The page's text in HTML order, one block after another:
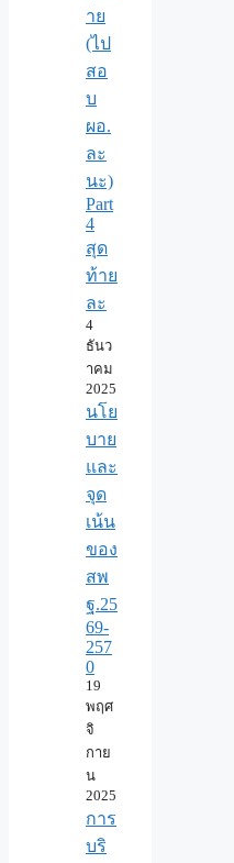
าย
(ไป
สอ
บ
ผอ.
ละ
นะ)
Part
4
สุด
ท้าย
ละ
4
ธันว
าคม
2025
นโย
บาย
และ
จุด
เน้น
ของ
สพ
ฐ.25
69-
257
0
19
พฤศ
จิ
กาย
น
2025
การ
บริ